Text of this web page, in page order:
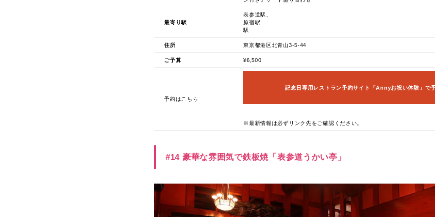
最寄り駅
表参道駅、
原宿駅
駅
住所 東京都港区北青山3-5-44
ご予算 ¥6,500
予約はこちら
記念日専用レストラン予約サイト「Annyお祝い体験」で
※最新情報は必ずリンク先をご確認ください。
#14 豪華な雰囲気で鉄板焼「表参道うかい亭」